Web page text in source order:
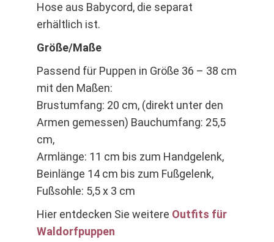
Hose aus Babycord, die separat
erhältlich ist.
Größe/Maße
Passend für Puppen in Größe 36 – 38 cm
mit den Maßen:
Brustumfang: 20 cm, (direkt unter den
Armen gemessen) Bauchumfang: 25,5
cm,
Armlänge: 11 cm bis zum Handgelenk,
Beinlänge 14 cm bis zum Fußgelenk,
Fußsohle: 5,5 x 3 cm
Hier entdecken Sie weitere Outfits für
Waldorfpuppen